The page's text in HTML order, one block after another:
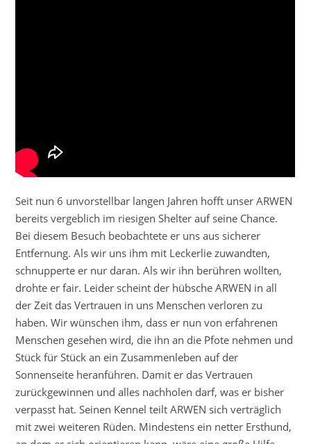
Seit nun 6 unvorstellbar langen Jahren hofft unser ARWEN
bereits vergeblich im riesigen Shelter auf seine Chance.
Bei diesem Besuch beobachtete er uns aus sicherer
Entfernung. Als wir uns ihm mit Leckerlie zuwandten,
schnupperte er nur daran. Als wir ihn berühren wollten,
drohte er fair. Leider scheint der hübsche ARWEN in all
der Zeit das Vertrauen in uns Menschen verloren zu
haben. Wir wünschen ihm, dass er nun von erfahrenen
Menschen gesehen wird, die ihn an die Pfote nehmen und
Stück für Stück an ein Zusammenleben auf der
Sonnenseite heranführen. Damit er das Vertrauen
zurückgewinnen und alles nachholen darf, was er bisher
verpasst hat. Seinen Kennel teilt ARWEN sich verträglich
mit zwei weiteren Rüden. Mindestens ein netter Ersthund,